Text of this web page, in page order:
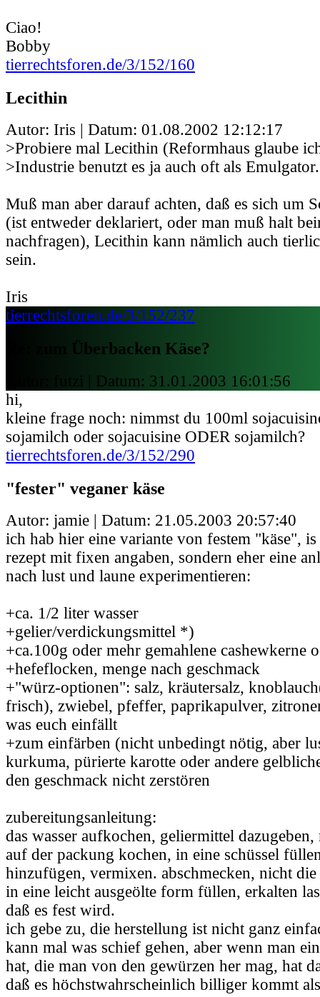
Ciao!
Bobby
tierrechtsforen.de/3/152/160
Lecithin
Autor: Iris | Datum: 01.08.2002 12:12:17
>Probiere mal Lecithin (Reformhaus glaube
>Industrie benutzt es ja auch oft als Emulgator.
Muß man aber darauf achten, daß es sich um
(ist entweder deklariert, oder man muß halt
nachfragen), Lecithin kann nämlich auch
sein.
Iris
tierrechtsforen.de/3/152/237
Re: zum Überbacken Käse?
Autor: futzi | Datum: 31.01.2003 16:01:56
hi,
kleine frage noch: nimmst du 100ml
sojamilch oder sojacuisine ODER sojamilch?
tierrechtsforen.de/3/152/290
"fester" veganer käse
Autor: jamie | Datum: 21.05.2003 20:57:40
ich hab hier eine variante von festem "käse",
rezept mit fixen angaben, sondern eher eine
nach lust und laune experimentieren:
+ca. 1/2 liter wasser
+gelier/verdickungsmittel *)
+ca.100g oder mehr gemahlene cashewkerne
+hefeflocken, menge nach geschmack
+"würz-optionen": salz, kräutersalz,
frisch), zwiebel, pfeffer, paprikapulver,
was euch einfällt
+zum einfärben (nicht unbedingt nötig, aber
kurkuma, pürierte karotte oder andere
den geschmack nicht zerstören
zubereitungsanleitung:
das wasser aufkochen, geliermittel
auf der packung kochen, in eine schüssel
hinzufügen, vermixen. abschmecken, nicht
in eine leicht ausgeölte form füllen, erkalten
daß es fest wird.
ich gebe zu, die herstellung ist nicht ganz
kann mal was schief gehen, aber wenn man
hat, die man von den gewürzen her mag, hat
daß es höchstwahrscheinlich billiger kommt